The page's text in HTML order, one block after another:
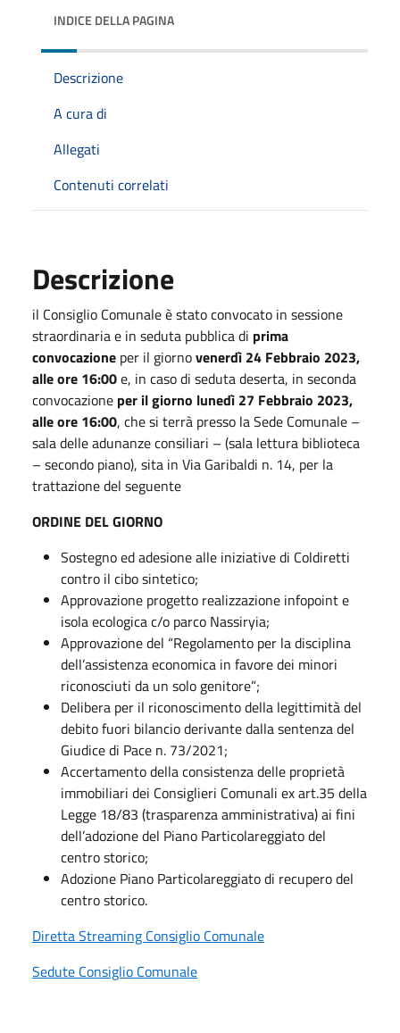
INDICE DELLA PAGINA
Descrizione
A cura di
Allegati
Contenuti correlati
Descrizione
il Consiglio Comunale è stato convocato in sessione
straordinaria e in seduta pubblica di prima
convocazione per il giornovenerdì 24 Febbraio 2023,
alle ore 16:00e, in caso di seduta deserta, in seconda
convocazione per il giorno lunedì 27 Febbraio 2023,
alle ore 16:00, che si terrà presso la Sede Comunale –
sala delle adunanze consiliari – (sala lettura biblioteca
– secondo piano), sita in Via Garibaldi n. 14, per la
trattazione del seguente
ORDINE DEL GIORNO
Sostegno ed adesione alle iniziative di Coldiretti
contro il cibo sintetico;
Approvazione progetto realizzazione infopoint e
isola ecologica c/o parco Nassiryia;
Approvazione del “Regolamento per la disciplina
dell’assistenza economica in favore dei minori
riconosciuti da un solo genitore”;
Delibera per il riconoscimento della legittimità del
debito fuori bilancio derivante dalla sentenza del
Giudice di Pace n. 73/2021;
Accertamento della consistenza delle proprietà
immobiliari dei Consiglieri Comunali ex art.35 della
Legge 18/83 (trasparenza amministrativa) ai fini
dell’adozione del Piano Particolareggiato del
centro storico;
Adozione Piano Particolareggiato di recupero del
centro storico.
Diretta Streaming Consiglio Comunale
Sedute Consiglio Comunale